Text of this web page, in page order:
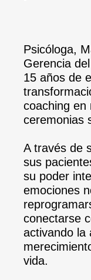
Psicóloga,
Gerencia
15 años de
coaching en
ceremonias
A través de
sus
su poder
emociones
conectarse
activando la
vida.